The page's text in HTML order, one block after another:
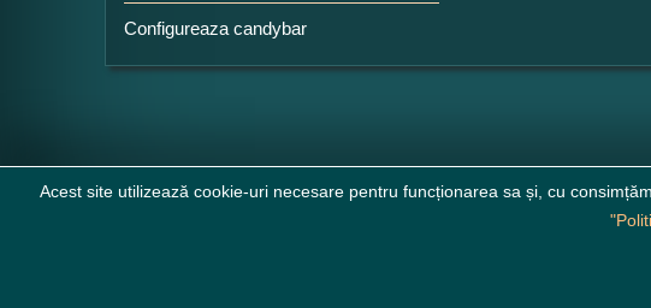
Configureaza candybar
Acest site utilizează cookie-uri necesare pentru funcționarea sa și, cu